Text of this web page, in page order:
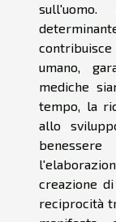
umano,
mediche
tempo, la
allo
creazione
reciprocità